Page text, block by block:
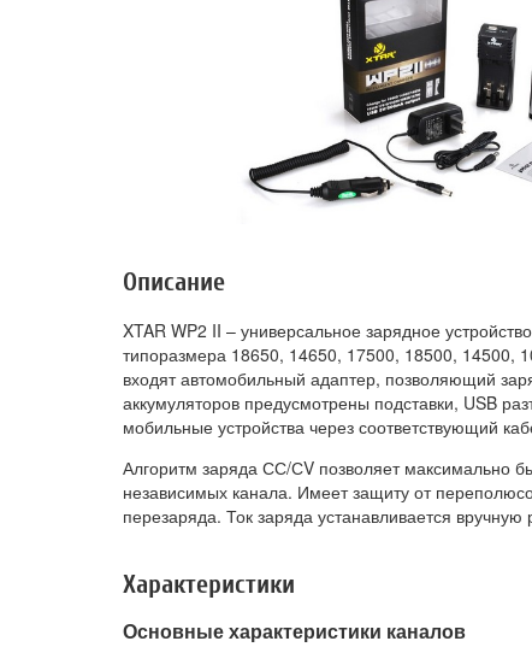
Описание
XTAR WP2 II – универсальное зарядное
типоразмера 18650, 14650, 17500, 18500, 14500,
входят автомобильный адаптер, позволяющий
аккумуляторов предусмотрены подставки, USB
мобильные устройства через соответствующий
Алгоритм заряда СС/СV позволяет максимально
независимых канала. Имеет защиту от
перезаряда. Ток заряда устанавливается
Характеристики
Основные характеристики каналов